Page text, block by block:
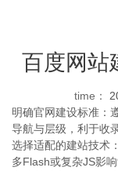
百度网站
time：
明确官网建设标准：
导航与层级，利于收录
选择适配的建站技术
多Flash或复杂JS影响